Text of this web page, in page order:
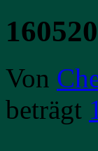
Von
beträgt